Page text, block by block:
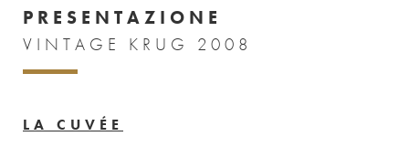
PRESENTAZIONE
VINTAGE KRUG 2008
LA CUVÉE